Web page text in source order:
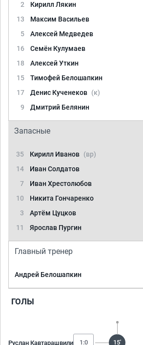
2
Кирилл Лякин
13
Максим Васильев
5
Алексей Медведев
16
Семён Кулумаев
18
Алексей Уткин
15
Тимофей Белошапкин
17
Денис Кученеков (к)
9
Дмитрий Белянин
Запасные
35 Кирилл Иванов (вр)
14
Иван Солдатов
7
Иван Хрестолюбов
10
Никита Гончаренко
3
Артём Цуцков
11
Ярослав Пургин
Главный тренер
Андрей Белошапкин
ГОЛЫ
Руслан Кавтарашвили 1:0 15'